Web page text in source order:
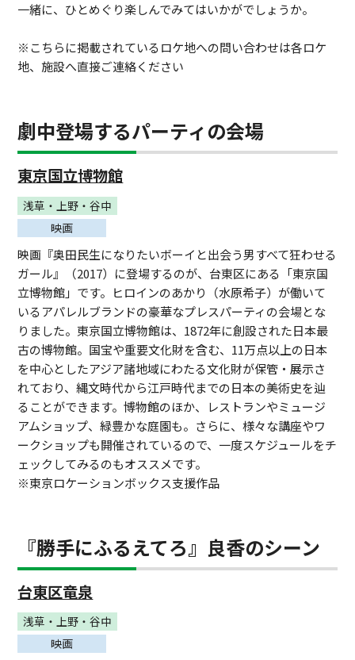
一緒に、ひとめぐり楽しんでみてはいかがでしょうか。
※こちらに掲載されているロケ地への問い合わせは各ロケ
地、施設へ直接ご連絡ください
劇中登場するパーティの会場
東京国立博物館
浅草・上野・谷中
映画
映画『奥田民生になりたいボーイと出会う男すべて狂わせる
ガール』（2017）に登場するのが、台東区にある「東京国
立博物館」です。ヒロインのあかり（水原希子）が働いて
いるアパレルブランドの豪華なプレスパーティの会場とな
りました。東京国立博物館は、1872年に創設された日本最
古の博物館。国宝や重要文化財を含む、11万点以上の日本
を中心としたアジア諸地域にわたる文化財が保管・展示さ
れており、縄文時代から江戸時代までの日本の美術史を辿
ることができます。博物館のほか、レストランやミュージ
アムショップ、緑豊かな庭園も。さらに、様々な講座やワ
ークショップも開催されているので、一度スケジュールをチ
ェックしてみるのもオススメです。
※東京ロケーションボックス支援作品
『勝手にふるえてろ』良香のシーン
台東区竜泉
浅草・上野・谷中
映画